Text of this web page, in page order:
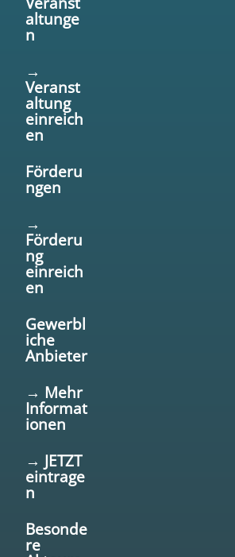
altunge
n
→
Veranst
altung
einreich
en
Förderu
ngen
→
Förderu
ng
einreich
en
Gewerbl
iche
Anbieter
→ Mehr
Informat
ionen
→ JETZT
eintrage
n
Besonde
re